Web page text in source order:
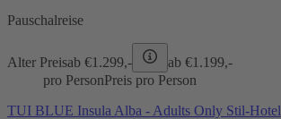
Pauschalreise
Alter Preisab €1.299,- ab €1.199,-
pro PersonPreis pro Person
TUI BLUE Insula Alba - Adults Only Stil-Hotel